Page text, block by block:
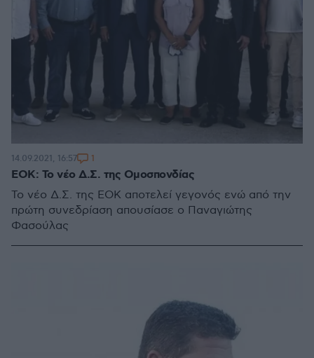
ΕΟΚ: Το νέο Δ.Σ. της Ομοσπονδίας
Το νέο Δ.Σ. της ΕΟΚ αποτελεί γεγονός ενώ από την
πρώτη συνεδρίαση απουσίασε ο Παναγιώτης
Φασούλας
14.09.2021, 16:57 1